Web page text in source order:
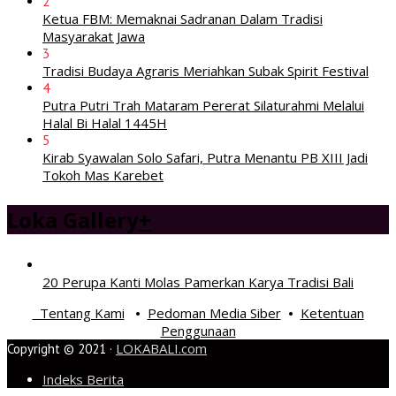
Ketua FBM: Memaknai Sadranan Dalam Tradisi
Masyarakat Jawa
3
Tradisi Budaya Agraris Meriahkan Subak Spirit Festival
4
Putra Putri Trah Mataram Pererat Silaturahmi Melalui
Halal Bi Halal 1445H
5
Kirab Syawalan Solo Safari, Putra Menantu PB XIII Jadi
Tokoh Mas Karebet
Loka Gallery+
20 Perupa Kanti Molas Pamerkan Karya Tradisi Bali
Tentang Kami • Pedoman Media Siber• Ketentuan
Penggunaan
Copyright © 2021 · LOKABALI.com
Indeks Berita